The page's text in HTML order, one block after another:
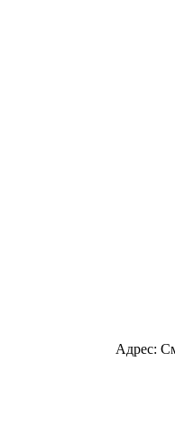
Адрес: